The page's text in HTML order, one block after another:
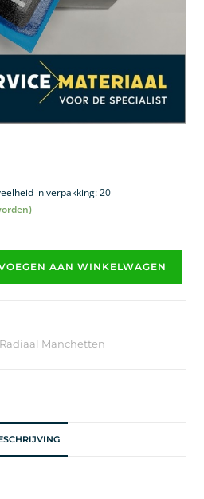
in verpakking: 20
AAN WINKELWAGEN
Radiaal Manchetten